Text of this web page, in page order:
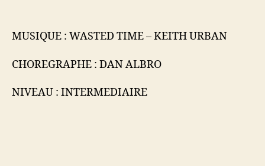
MUSIQUE : WASTED TIME – KEITH URBAN
CHOREGRAPHE : DAN ALBRO
NIVEAU : INTERMEDIAIRE